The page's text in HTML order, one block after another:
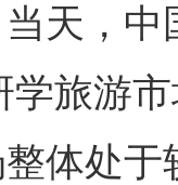
，中
学旅游
体处